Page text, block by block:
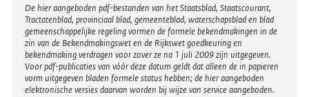
Disclaimer
De hier aangeboden pdf-bestanden van het Staatsblad, Staatscourant,
Tractatenblad, provinciaal blad, gemeenteblad, waterschapsblad en blad
gemeenschappelijke regeling vormen de formele bekendmakingen in de
zin van de Bekendmakingswet en de Rijkswet goedkeuring en
bekendmaking verdragen voor zover ze na 1 juli 2009 zijn uitgegeven.
Voor pdf-publicaties van vóór deze datum geldt dat alleen de in papieren
vorm uitgegeven bladen formele status hebben; de hier aangeboden
elektronische versies daarvan worden bij wijze van service aangeboden.